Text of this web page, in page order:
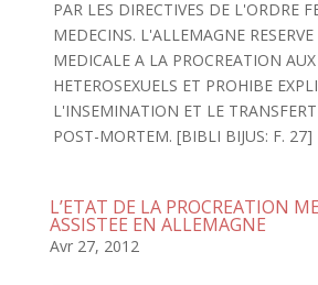
PAR LES DIRECTIVES DE L'ORDRE
MEDECINS. L'ALLEMAGNE
MEDICALE A LA PROCREATION
HETEROSEXUELS ET PROHIBE
L'INSEMINATION ET LE
POST-MORTEM. [BIBLI BIJUS: F. 27]
L’ETAT DE LA PROCREATION
ASSISTEE EN ALLEMAGNE
Avr 27, 2012